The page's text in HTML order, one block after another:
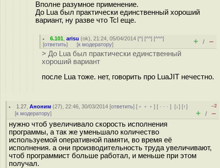
Вполне разумное применение.
До Lua был практически единственный хороший
вариант, ну разве что Tcl еще.
6.101 ,arisu (ok), 21:24, 05/04/2014 [^] [^^] [^^^]
[ответить] [к модератору] + / –
> До Lua был практически единственный
хороший вариант
после Lua тоже. нет, говорить про LuaJIT нечестно.
1.27 ,Аноним (27), 22:46, 30/03/2014 [ответить] [ ﹢﹢﹢] [ · · ·][↓] [↑]
[к модератору]
–2
+ / –
нужно чтоб увеличивало скорость исполнения
программы, а так же уменьшало количество
используемой оперативной памяти, во время её
исполнения. а они производительность труда увеличивают,
чтоб программист больше работал, и меньше при этом
получал.